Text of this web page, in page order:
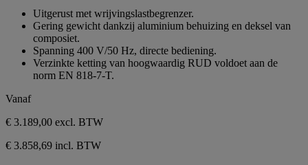
sterren.
Uitgerust met wrijvingslastbegrenzer.
Gering gewicht dankzij aluminium behuizing en deksel van
composiet.
Spanning 400 V/50 Hz, directe bediening.
Verzinkte ketting van hoogwaardig RUD voldoet aan de
norm EN 818-7-T.
Vanaf
€ 3.189,00 excl. BTW
€ 3.858,69 incl. BTW